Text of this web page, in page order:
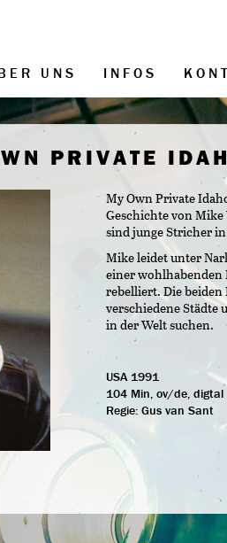
UNS INFOS
PRIVATE
My Own Private
Geschichte von Mike
sind junge Stricher
Mike leidet unter
einer wohlhabenden
rebelliert. Die beiden
verschiedene
in der Welt suchen.
USA 1991
104 Min, ov/de, digtal
Regie: Gus van Sant